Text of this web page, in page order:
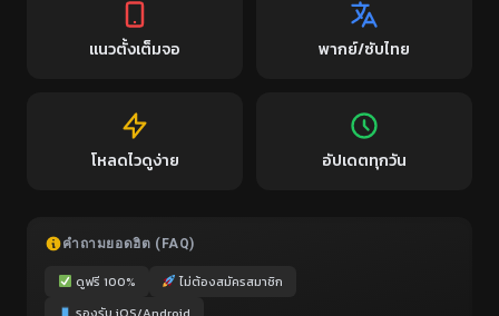
แนวตั้งเต็มจอ พากย์/ซับไทย
โหลดไวดูง่าย อัปเดตทุกวัน
คำถามยอดฮิต (FAQ)
ดูฟรี 100%
ไม่ต้องสมัครสมาชิก